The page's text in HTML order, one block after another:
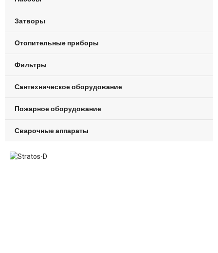
Затворы
Отопительные приборы
Фильтры
Сантехническое оборудование
Пожарное оборудование
Сварочные аппараты